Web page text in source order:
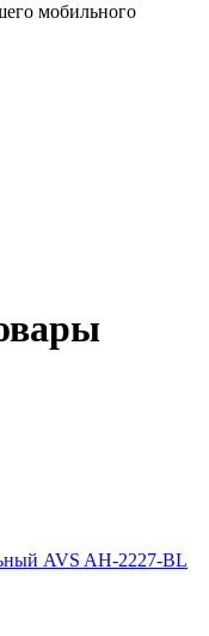
мобильного
AVS AH-2227-BL